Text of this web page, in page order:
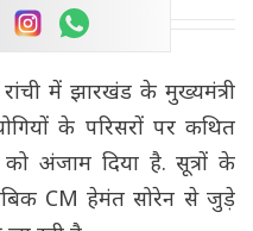
में झारखंड के मुख्यमंत्री
के परिसरों पर कथित
को अंजाम दिया है. सूत्रों के
CM हेमंत सोरेन से जुड़े